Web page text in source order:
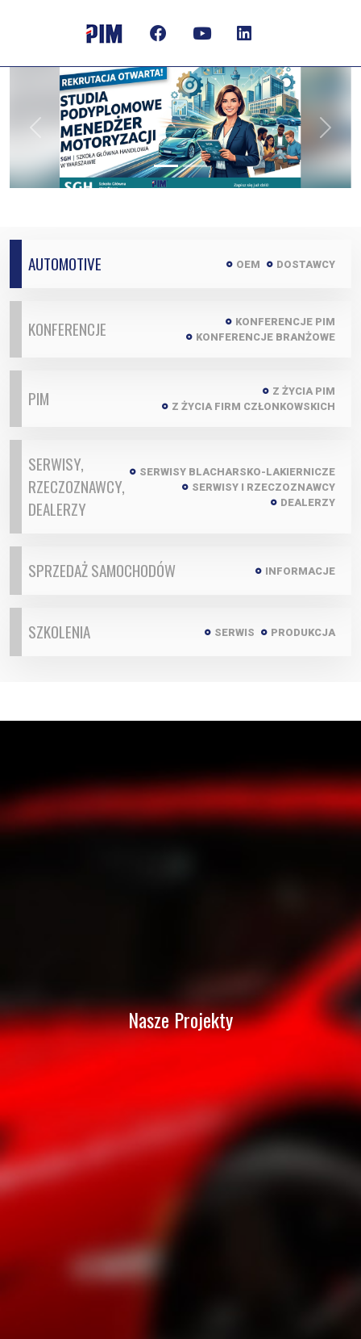
Previous Next
AUTOMOTIVE OEM DOSTAWCY
KONFERENCJE
KONFERENCJE PIM
KONFERENCJE BRANŻOWE
PIM
Z ŻYCIA PIM
Z ŻYCIA FIRM CZŁONKOWSKICH
SERWISY,
RZECZOZNAWCY,
DEALERZY
SERWISY BLACHARSKO-LAKIERNICZE
SERWISY I RZECZOZNAWCY
DEALERZY
SPRZEDAŻ SAMOCHODÓW INFORMACJE
SZKOLENIA SERWIS PRODUKCJA
Nasze Projekty